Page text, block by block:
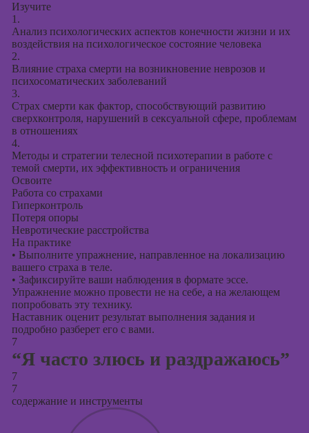
Изучите
1.
Анализ психологических аспектов конечности жизни и их
воздействия на психологическое состояние человека
2.
Влияние страха смерти на возникновение неврозов и
психосоматических заболеваний
3.
Страх смерти как фактор, способствующий развитию
сверхконтроля, нарушений в сексуальной сфере, проблемам
в отношениях
4.
Методы и стратегии телесной психотерапии в работе с
темой смерти, их эффективность и ограничения
Освоите
Работа со страхами
Гиперконтроль
Потеря опоры
Невротические расстройства
На практике
• Выполните упражнение, направленное на локализацию
вашего страха в теле.
• Зафиксируйте ваши наблюдения в формате эссе.
Упражнение можно провести не на себе, а на желающем
попробовать эту технику.
Наставник оценит результат выполнения задания и
подробно разберет его с вами.
7
“Я часто злюсь и раздражаюсь”
7
7
содержание и инструменты